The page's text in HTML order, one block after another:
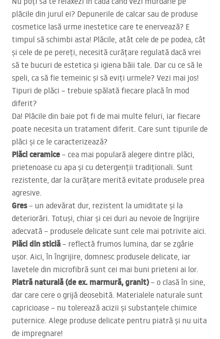
plăcile din jurul ei? Depunerile de calcar sau de produse
cosmetice lasă urme inestetice care te enervează? E
timpul să schimbi asta! Plăcile, atât cele de pe podea, cât
și cele de pe pereți, necesită curățare regulată dacă vrei
să te bucuri de estetica și igiena băii tale. Dar cu ce să le
speli, ca să fie temeinic și să eviți urmele? Vezi mai jos!
Tipuri de plăci – trebuie spălată fiecare placă în mod
diferit?
Da! Plăcile din baie pot fi de mai multe feluri, iar fiecare
poate necesita un tratament diferit. Care sunt tipurile de
plăci și ce le caracterizează?
Plăci ceramice – cea mai populară alegere dintre plăci,
prietenoase cu apa și cu detergenții tradiționali. Sunt
rezistente, dar la curățare merită evitate produsele prea
agresive.
Gres– un adevărat dur, rezistent la umiditate și la
deteriorări. Totuși, chiar și cei duri au nevoie de îngrijire
adecvată – produsele delicate sunt cele mai potrivite aici.
Plăci din sticlă – reflectă frumos lumina, dar se zgârie
ușor. Aici, în îngrijire, domnesc produsele delicate, iar
lavetele din microfibră sunt cei mai buni prieteni ai lor.
Piatră naturală (de ex. marmură, granit)– o clasă în sine,
dar care cere o grijă deosebită. Materialele naturale sunt
capricioase – nu tolerează acizii și substanțele chimice
puternice. Alege produse delicate pentru piatră și nu uita
de impregnare!